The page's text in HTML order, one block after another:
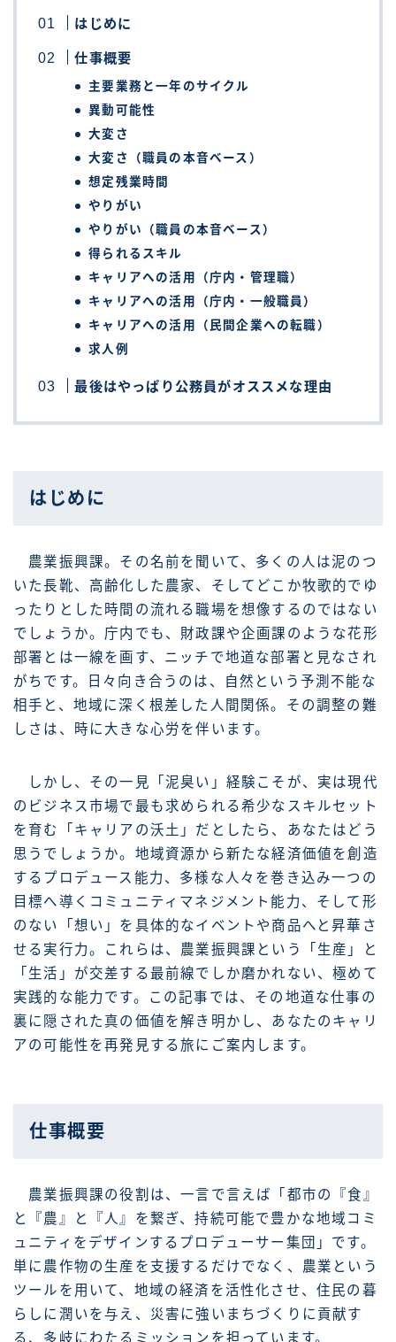
はじめに
仕事概要
主要業務と一年のサイクル
異動可能性
大変さ
大変さ（職員の本音ベース）
想定残業時間
やりがい
やりがい（職員の本音ベース）
得られるスキル
キャリアへの活用（庁内・管理職）
キャリアへの活用（庁内・一般職員）
キャリアへの活用（民間企業への転職）
求人例
最後はやっぱり公務員がオススメな理由
はじめに
農業振興課。その名前を聞いて、多くの人は泥のつ
いた長靴、高齢化した農家、そしてどこか牧歌的でゆ
ったりとした時間の流れる職場を想像するのではない
でしょうか。庁内でも、財政課や企画課のような花形
部署とは一線を画す、ニッチで地道な部署と見なされ
がちです。日々向き合うのは、自然という予測不能な
相手と、地域に深く根差した人間関係。その調整の難
しさは、時に大きな心労を伴います。
しかし、その一見「泥臭い」経験こそが、実は現代
のビジネス市場で最も求められる希少なスキルセット
を育む「キャリアの沃土」だとしたら、あなたはどう
思うでしょうか。地域資源から新たな経済価値を創造
するプロデュース能力、多様な人々を巻き込み一つの
目標へ導くコミュニティマネジメント能力、そして形
のない「想い」を具体的なイベントや商品へと昇華さ
せる実行力。これらは、農業振興課という「生産」と
「生活」が交差する最前線でしか磨かれない、極めて
実践的な能力です。この記事では、その地道な仕事の
裏に隠された真の価値を解き明かし、あなたのキャリ
アの可能性を再発見する旅にご案内します。
仕事概要
農業振興課の役割は、一言で言えば「都市の『食』
と『農』と『人』を繋ぎ、持続可能で豊かな地域コミ
ュニティをデザインするプロデューサー集団」です。
単に農作物の生産を支援するだけでなく、農業という
ツールを用いて、地域の経済を活性化させ、住民の暮
らしに潤いを与え、災害に強いまちづくりに貢献す
る、多岐にわたるミッションを担っています。